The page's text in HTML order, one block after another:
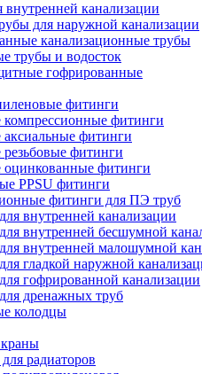
внутренней канализации
для наружной канализации
канализационные трубы
трубы и водосток
гофрированные
фитинги
фитинги
фитинги
фитинги
фитинги
PPSU фитинги
фитинги для ПЭ труб
внутренней канализации
внутренней бесшумной
внутренней малошумной
гладкой наружной
гофрированной канализации
дренажных труб
колодцы
радиаторов